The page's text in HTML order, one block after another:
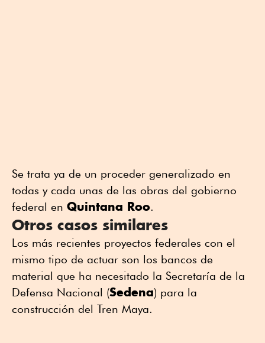
Se trata ya de un proceder generalizado en
todas y cada unas de las obras del gobierno
federal en Quintana Roo.
Otros casos similares
Los más recientes proyectos federales con el
mismo tipo de actuar son los bancos de
material que ha necesitado la Secretaría de la
Defensa Nacional (Sedena) para la
construcción del Tren Maya.